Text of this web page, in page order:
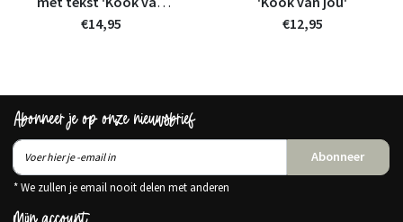
jou'
€14,95
€12,95
Abonneer je op onze nieuwsbrief
Abonneer
* We zullen je email nooit delen met anderen